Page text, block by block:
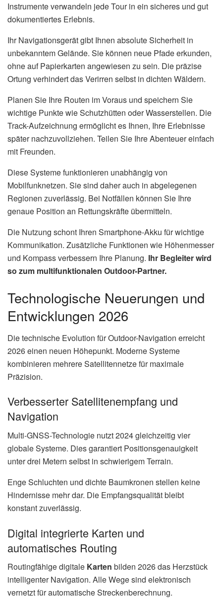
Instrumente verwandeln jede Tour in ein sicheres und gut
dokumentiertes Erlebnis.
Ihr Navigationsgerät gibt Ihnen absolute Sicherheit in
unbekanntem Gelände. Sie können neue Pfade erkunden,
ohne auf Papierkarten angewiesen zu sein. Die präzise
Ortung verhindert das Verirren selbst in dichten Wäldern.
Planen Sie Ihre Routen im Voraus und speichern Sie
wichtige Punkte wie Schutzhütten oder Wasserstellen. Die
Track-Aufzeichnung ermöglicht es Ihnen, Ihre Erlebnisse
später nachzuvollziehen. Teilen Sie Ihre Abenteuer einfach
mit Freunden.
Diese Systeme funktionieren unabhängig von
Mobilfunknetzen. Sie sind daher auch in abgelegenen
Regionen zuverlässig. Bei Notfällen können Sie Ihre
genaue Position an Rettungskräfte übermitteln.
Die Nutzung schont Ihren Smartphone-Akku für wichtige
Kommunikation. Zusätzliche Funktionen wie Höhenmesser
und Kompass verbessern Ihre Planung. Ihr Begleiter wird
so zum multifunktionalen Outdoor-Partner.
Technologische Neuerungen und
Entwicklungen 2026
Die technische Evolution für Outdoor-Navigation erreicht
2026 einen neuen Höhepunkt. Moderne Systeme
kombinieren mehrere Satellitennetze für maximale
Präzision.
Verbesserter Satellitenempfang und
Navigation
Multi-GNSS-Technologie nutzt 2024 gleichzeitig vier
globale Systeme. Dies garantiert Positionsgenauigkeit
unter drei Metern selbst in schwierigem Terrain.
Enge Schluchten und dichte Baumkronen stellen keine
Hindernisse mehr dar. Die Empfangsqualität bleibt
konstant zuverlässig.
Digital integrierte Karten und
automatisches Routing
Routingfähige digitale Karten bilden 2026 das Herzstück
intelligenter Navigation. Alle Wege sind elektronisch
vernetzt für automatische Streckenberechnung.